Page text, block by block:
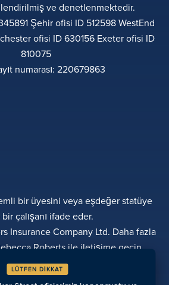
ve denetlenmektedir.
Şehir ofisi ID 512598 WestEnd
ofisi ID 630156 Exeter ofisi ID
810075
numarası: 220679863
bir üyesini veya eşdeğer statüye
çalışanı ifade eder.
Insurance Company Ltd. Daha fazla
Roberts ile iletişime geçin
ŞIKAYETLER
ÖDEME YAPIN
SAYFALAR
LÜTFEN DİKKAT